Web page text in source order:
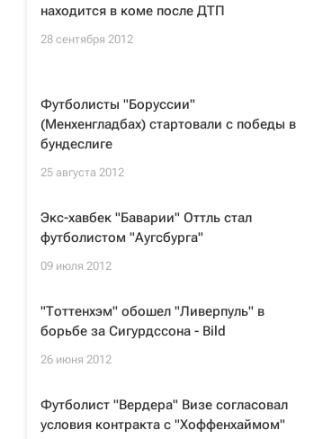
находится в коме после ДТП
28 сентября 2012
Футболисты "Боруссии"
(Менхенгладбах) стартовали с победы в
бундеслиге
25 августа 2012
Экс-хавбек "Баварии" Оттль стал
футболистом "Аугсбурга"
09 июля 2012
"Тоттенхэм" обошел "Ливерпуль" в
борьбе за Сигурдссона - Bild
26 июня 2012
Футболист "Вердера" Визе согласовал
условия контракта с "Хоффенхаймом"